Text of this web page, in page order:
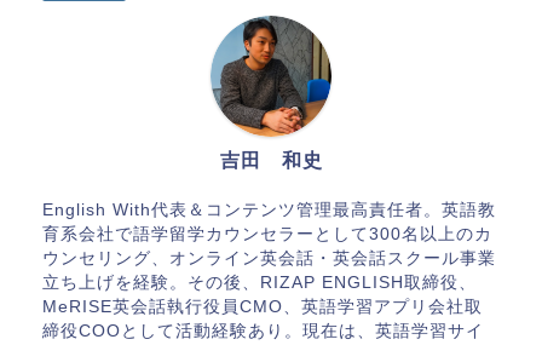
吉田 和史
English With代表＆コンテンツ管理最高責任者。英語教
育系会社で語学留学カウンセラーとして300名以上のカ
ウンセリング、オンライン英会話・英会話スクール事業
立ち上げを経験。その後、RIZAP ENGLISH取締役、
MeRISE英会話執行役員CMO、英語学習アプリ会社取
締役COOとして活動経験あり。現在は、英語学習サイ